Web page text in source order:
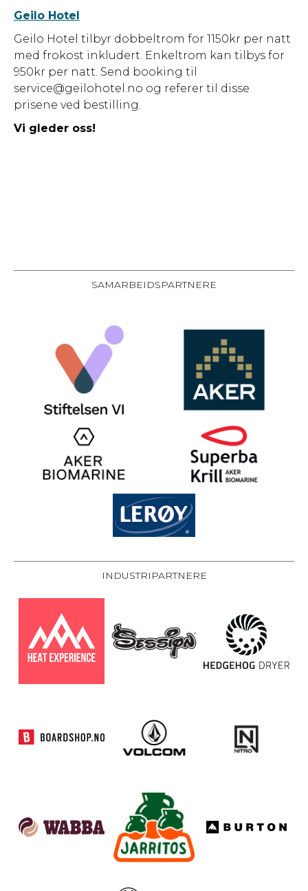
Geilo Hotel
Geilo Hotel tilbyr dobbeltrom for 1150kr per natt
med frokost inkludert. Enkeltrom kan tilbys for
950kr per natt. Send booking til
service@geilohotel.no og referer til disse
prisene ved bestilling.
Vi gleder oss!
SAMARBEIDSPARTNERE
INDUSTRIPARTNERE